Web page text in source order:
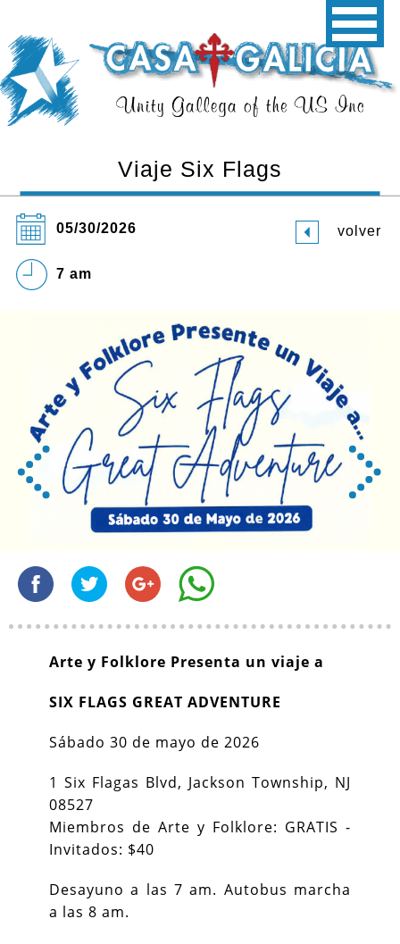
Viaje Six Flags
05/30/2026
7 am
volver
Arte y Folklore Presenta un viaje a
SIX FLAGS GREAT ADVENTURE
Sábado 30 de mayo de 2026
1 Six Flagas Blvd, Jackson Township, NJ
08527
Miembros de Arte y Folklore: GRATIS -
Invitados: $40
Desayuno a las 7 am. Autobus marcha
a las 8 am.